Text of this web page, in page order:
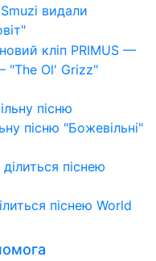
"The Ol' Grizz"
пісню "Божевільні"
піснею World